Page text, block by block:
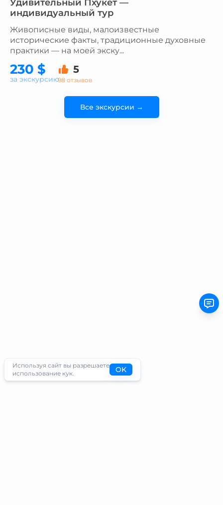
Удивительный Пхукет —
индивидуальный тур
Живописные виды, малоизвестные
исторические факты, традиционные духовные
практики — на моей экску...
230 $ 5
98 отзывов
за экскурсию
Все экскурсии →
Используя сайт вы разрешаете
использование кук.
OK